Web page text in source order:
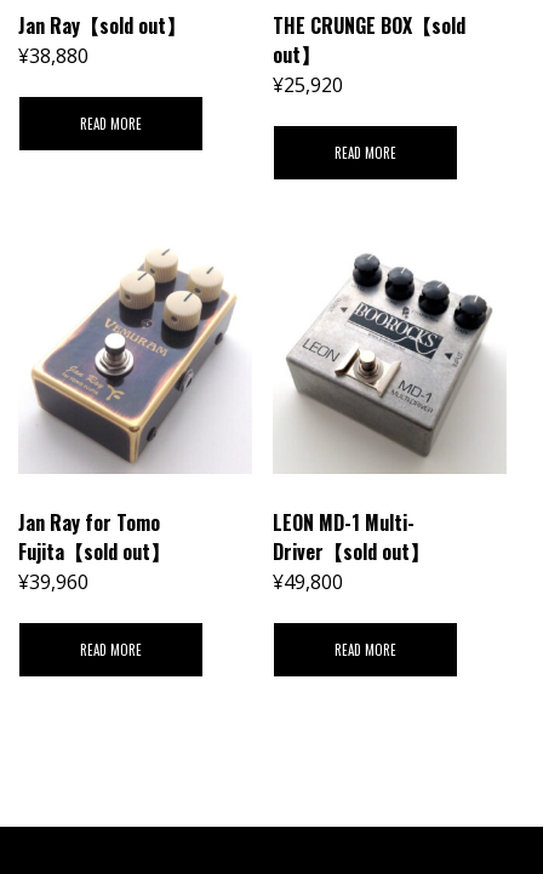
Jan Ray【sold out】
¥38,880
READ MORE
THE CRUNGE BOX【sold
out】
¥25,920
READ MORE
Jan Ray for Tomo
Fujita【sold out】
¥39,960
READ MORE
LEON MD-1 Multi-
Driver【sold out】
¥49,800
READ MORE